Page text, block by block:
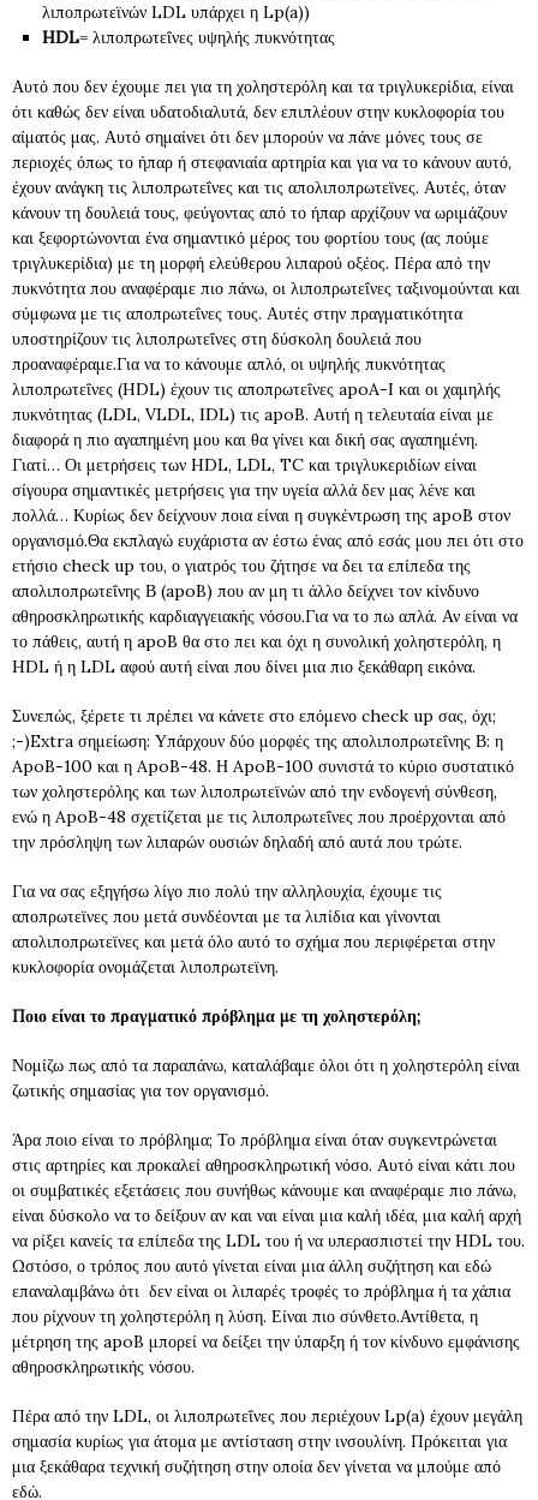
λιποπρωτεϊνών LDL υπάρχει η Lp(a))
HDL= λιποπρωτεΐνες υψηλής πυκνότητας
Αυτό που δεν έχουμε πει για τη χοληστερόλη και τα τριγλυκερίδια, είναι
ότι καθώς δεν είναι υδατοδιαλυτά, δεν επιπλέουν στην κυκλοφορία του
αίματός μας. Αυτό σημαίνει ότι δεν μπορούν να πάνε μόνες τους σε
περιοχές όπως το ήπαρ ή στεφανιαία αρτηρία και για να το κάνουν αυτό,
έχουν ανάγκη τις λιποπρωτεΐνες και τις απολιποπρωτεϊνες. Αυτές, όταν
κάνουν τη δουλειά τους, φεύγοντας από το ήπαρ αρχίζουν να ωριμάζουν
και ξεφορτώνονται ένα σημαντικό μέρος του φορτίου τους (ας πούμε
τριγλυκερίδια) με τη μορφή ελεύθερου λιπαρού οξέος. Πέρα από την
πυκνότητα που αναφέραμε πιο πάνω, οι λιποπρωτεΐνες ταξινομούνται και
σύμφωνα με τις αποπρωτεΐνες τους. Αυτές στην πραγματικότητα
υποστηρίζουν τις λιποπρωτεΐνες στη δύσκολη δουλειά που
προαναφέραμε.Για να το κάνουμε απλό, οι υψηλής πυκνότητας
λιποπρωτεΐνες (HDL) έχουν τις αποπρωτεΐνες apoA-I και οι χαμηλής
πυκνότητας (LDL, VLDL, IDL) τις apoB. Αυτή η τελευταία είναι με
διαφορά η πιο αγαπημένη μου και θα γίνει και δική σας αγαπημένη.
Γιατί… Οι μετρήσεις των HDL, LDL, TC και τριγλυκεριδίων είναι
σίγουρα σημαντικές μετρήσεις για την υγεία αλλά δεν μας λένε και
πολλά… Κυρίως δεν δείχνουν ποια είναι η συγκέντρωση της apoB στον
οργανισμό.Θα εκπλαγώ ευχάριστα αν έστω ένας από εσάς μου πει ότι στο
ετήσιο check up του, ο γιατρός του ζήτησε να δει τα επίπεδα της
απολιποπρωτεΐνης Β (apoB) που αν μη τι άλλο δείχνει τον κίνδυνο
αθηροσκληρωτικής καρδιαγγειακής νόσου.Για να το πω απλά. Αν είναι να
το πάθεις, αυτή η apoB θα στο πει και όχι η συνολική χοληστερόλη, η
HDL ή η LDL αφού αυτή είναι που δίνει μια πιο ξεκάθαρη εικόνα.
Συνεπώς, ξέρετε τι πρέπει να κάνετε στο επόμενο check up σας, όχι;
;-)Extra σημείωση: Υπάρχουν δύο μορφές της απολιποπρωτεΐνης Β: η
ApoB-100 και η ApoB-48. Η ApoB-100 συνιστά το κύριο συστατικό
των χοληστερόλης και των λιποπρωτεϊνών από την ενδογενή σύνθεση,
ενώ η ApoB-48 σχετίζεται με τις λιποπρωτεΐνες που προέρχονται από
την πρόσληψη των λιπαρών ουσιών δηλαδή από αυτά που τρώτε.
Για να σας εξηγήσω λίγο πιο πολύ την αλληλουχία, έχουμε τις
αποπρωτεϊνες που μετά συνδέονται με τα λιπίδια και γίνονται
απολιποπρωτεϊνες και μετά όλο αυτό το σχήμα που περιφέρεται στην
κυκλοφορία ονομάζεται λιποπρωτεϊνη.
Ποιο είναι το πραγματικό πρόβλημα με τη χοληστερόλη;
Νομίζω πως από τα παραπάνω, καταλάβαμε όλοι ότι η χοληστερόλη είναι
ζωτικής σημασίας για τον οργανισμό.
Άρα ποιο είναι το πρόβλημα; Το πρόβλημα είναι όταν συγκεντρώνεται
στις αρτηρίες και προκαλεί αθηροσκληρωτική νόσο. Αυτό είναι κάτι που
οι συμβατικές εξετάσεις που συνήθως κάνουμε και αναφέραμε πιο πάνω,
είναι δύσκολο να το δείξουν αν και ναι είναι μια καλή ιδέα, μια καλή αρχή
να ρίξει κανείς τα επίπεδα της LDL του ή να υπερασπιστεί την HDL του.
Ωστόσο, ο τρόπος που αυτό γίνεται είναι μια άλλη συζήτηση και εδώ
επαναλαμβάνω ότι δεν είναι οι λιπαρές τροφές το πρόβλημα ή τα χάπια
που ρίχνουν τη χοληστερόλη η λύση. Είναι πιο σύνθετο.Αντίθετα, η
μέτρηση της apoB μπορεί να δείξει την ύπαρξη ή τον κίνδυνο εμφάνισης
αθηροσκληρωτικής νόσου.
Πέρα από την LDL, οι λιποπρωτεΐνες που περιέχουν Lp(a) έχουν μεγάλη
σημασία κυρίως για άτομα με αντίσταση στην ινσουλίνη. Πρόκειται για
μια ξεκάθαρα τεχνική συζήτηση στην οποία δεν γίνεται να μπούμε από
εδώ.